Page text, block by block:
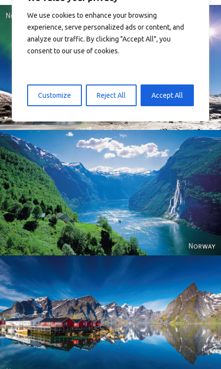
We use cookies to enhance your browsing
experience, serve personalized ads or content, and
analyze our traffic. By clicking "Accept All", you
consent to our use of cookies.
Customize Reject All Accept All
Norway
Reine - Lofoten, Nord Norge. North Norway.